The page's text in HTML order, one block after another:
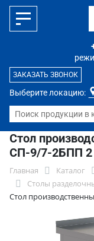
Выберите локацию:
ЗАКАЗАТЬ ЗВОНОК
Стол
СП-9/7-2БПП 2
Главная Каталог
Столы
Стол